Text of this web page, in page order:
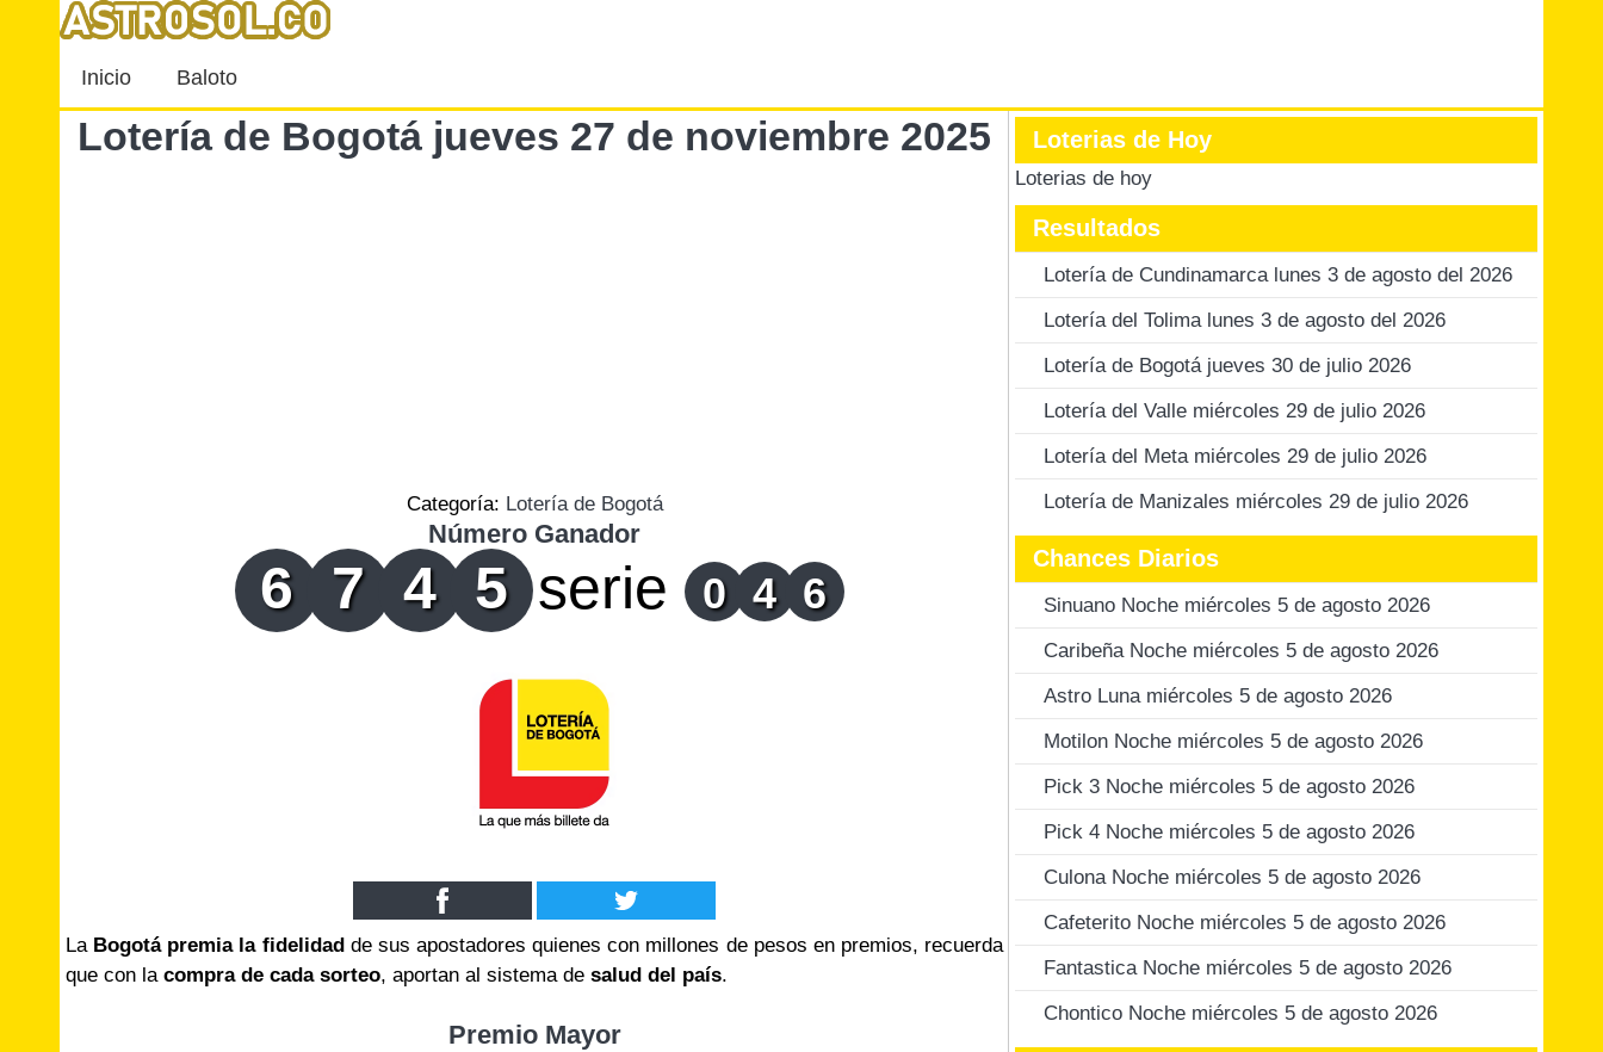
Inicio Baloto
Lotería de Bogotá jueves 27 de noviembre 2025
Categoría: Lotería de Bogotá
Número Ganador
6 7 4 5 serie 0 4 6
La Bogotá premia la fidelidadde sus apostadores quienes con millones de pesos en premios, recuerda
que con la compra de cada sorteo, aportan al sistema de salud del país.
Premio Mayor
Loterias de Hoy
Loterias de hoy
Resultados
Lotería de Cundinamarca lunes 3 de agosto del 2026
Lotería del Tolima lunes 3 de agosto del 2026
Lotería de Bogotá jueves 30 de julio 2026
Lotería del Valle miércoles 29 de julio 2026
Lotería del Meta miércoles 29 de julio 2026
Lotería de Manizales miércoles 29 de julio 2026
Chances Diarios
Sinuano Noche miércoles 5 de agosto 2026
Caribeña Noche miércoles 5 de agosto 2026
Astro Luna miércoles 5 de agosto 2026
Motilon Noche miércoles 5 de agosto 2026
Pick 3 Noche miércoles 5 de agosto 2026
Pick 4 Noche miércoles 5 de agosto 2026
Culona Noche miércoles 5 de agosto 2026
Cafeterito Noche miércoles 5 de agosto 2026
Fantastica Noche miércoles 5 de agosto 2026
Chontico Noche miércoles 5 de agosto 2026